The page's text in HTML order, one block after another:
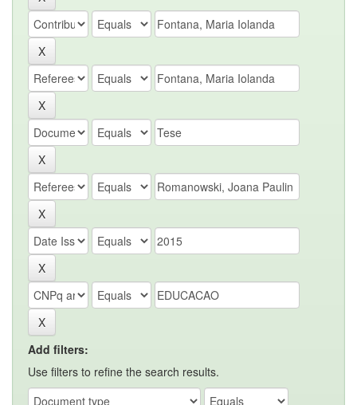
Add filters:
Use filters to refine the search results.